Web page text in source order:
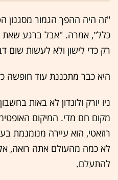
"זה היה ההפך הגמור מסגנון
כלל", אמרה. "אבל ברגע שאת
רק כדי לישון ולא לעשות שום
היא כבר מתכננת עוד חופשה
ניו יורק ולונדון לא באות
מקום חם מדי. המיקום
רוזאטי, הוא עיירה מנומנמת
לא כמה מהעולם אתה רואה,
להתעלם.